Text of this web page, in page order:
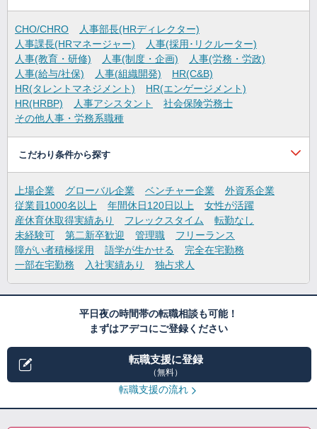
CHO/CHRO
人事部長(HRディレクター)
人事課長(HRマネージャー)
人事(採用･リクルーター)
人事(教育・研修)
人事(制度・企画)
人事(労務・労政)
人事(給与/社保)
人事(組織開発)
HR(C&B)
HR(タレントマネジメント)
HR(エンゲージメント)
HR(HRBP)
人事アシスタント
社会保険労務士
その他人事・労務系職種
こだわり条件から探す
上場企業 グローバル企業 ベンチャー企業
外資系企業
従業員1000名以上
年間休日120日以上
女性が活躍
産休育休取得実績あり
フレックスタイム
転勤なし
未経験可
第二新卒歓迎 管理職
フリーランス
障がい者積極採用
語学が生かせる
完全在宅勤務
一部在宅勤務
入社実績あり 独占求人
平日夜の時間帯の転職相談も可能！
まずはアデコにご登録ください
転職支援に登録
（無料）
転職支援の流れ